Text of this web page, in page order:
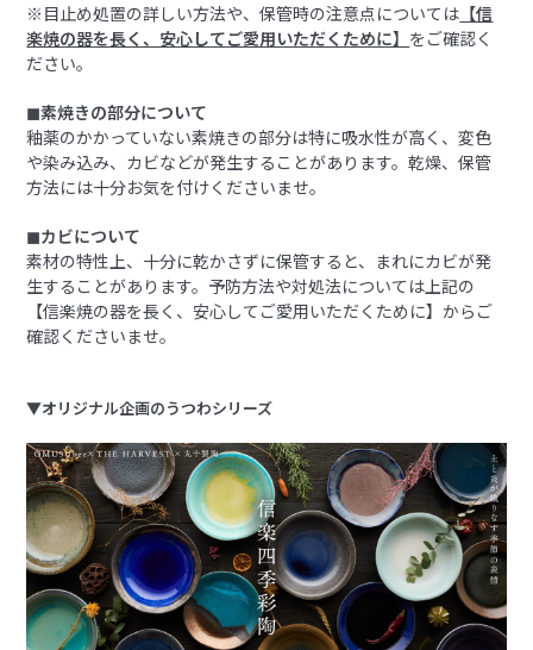
※目止め処置の詳しい方法や、保管時の注意点については 【信
楽焼の器を長く、安心してご愛用いただくために】 をご確認く
ださい。
◼︎素焼きの部分について
釉薬のかかっていない素焼きの部分は特に吸水性が高く、変色
や染み込み、カビなどが発生することがあります。乾燥、保管
方法には十分お気を付けくださいませ。
◼︎カビについて
素材の特性上、十分に乾かさずに保管すると、まれにカビが発
生することがあります。予防方法や対処法については上記の
【信楽焼の器を長く、安心してご愛用いただくために】からご
確認くださいませ。
▼オリジナル企画のうつわシリーズ